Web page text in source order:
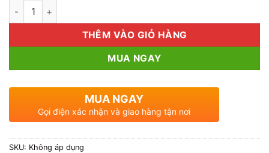
1kg Bán Chi Liên Giá Rẻ số lượng
THÊM VÀO GIỎ HÀNG
MUA NGAY
MUA NGAY
Gọi điện xác nhận và giao hàng tận nơi
SKU: Không áp dụng